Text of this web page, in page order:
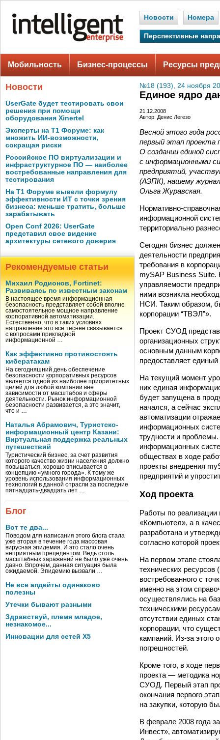
Новости Номера
Перспективные
Мобильность Бизнес-процессы Ресурсы
Новости
UserGate будет тестировать свои
решения при помощи
оборудования Xinertel
Эксперты на Т1 Форуме: как
множить ИИ-возможности,
сокращая риски
Российское ПО виртуализации и
инфраструктурное ПО — наиболее
востребованные направления для
тестирования
На Т1 Форуме вывели формулу
эффективности ИТ с точки зрения
бизнеса: меньше тратить, больше
зарабатывать
Open Conf 2026: UserGate
представил свое видение
архитектуры сетевого доверия
Рекомендуемые статьи
Михаил Родионов, Fortinet:
Развиваясь по известным законам
В настоящее время информационная
безопасность представляет собой вполне
самостоятельное мощное направление
корпоративной автоматизации.
Естественно, что в таких условиях
направление это все теснее связывается
с вопросами прикладной
информационной …
Как эффективно противостоять
кибератакам
На сегодняшний день обеспечение
безопасности корпоративных ресурсов
является одной из наиболее приоритетных
целей для любой компании вне
зависимости от масштабов и сферы
деятельности. Рынок информационной
безопасности развивается, а это значит,
что и …
Наталья Абрамович, Туристско-
информационный центр Казани:
Виртуальная поддержка реальных
путешествий
Туристический бизнес, за счет развития
которого качество жизни населения должно
повышаться, хорошо вписывается в
концепцию «умного города». К тому же
уровень использования информационных
технологий в данной отрасли за последние
пятнадцать-двадцать лет …
Блог
Вот те два...
Поводом для написания этого блога стала
уже вторая в течение года массовая
вирусная эпидемия. И это стало очень
неприятным прецедентом. Ведь столь
масштабных заражений не было уже очень
давно. Впрочем, данная ситуация была
ожидаемой. Эпидемию вызвали …
Не все апдейты одинаково
полезны
Утечки бывают разными
Здравствуй, племя младое,
незнакомое...
Инновации для сетей X5
№18 (193), 24 ноября
Единое ядро
21.12.2008
Автор: Денис Легезо
Весной этого года
первый этап проекта
О создании единой
с информационными
предприятий,
(АЭПК), нашему
Ольга Журавская.
информационной
территориально
Сегодня бизнес
деятельности
требования в
mySAP Business Suite.
управляемости
ними возникла
НСИ. Таким образом,
корпорации “ТВЭЛ”».
Проект СУОД
организационных
основным данным
предоставляет
На текущий момент
них единая
будет запущена в
начался, а сейчас
автоматизации
информационных
трудности и
информационных
обществах в ходе
проекты внедрения
предприятий и
Ход проекта
Работы по реализации
«Компью­тел», а в
разработана и
согласно которой
На первом этапе
технических
востребованного с
именно на этом
осуществлялись на
техническими
отсутствии единых
корпорации, что
кампаний. Из-за этого
погрешностей.
Кроме того, в ходе
проекта — методика
СУОД. Первый этап
окончания первого
на закупки, которую
В феврале 2008 года
Инвест»,